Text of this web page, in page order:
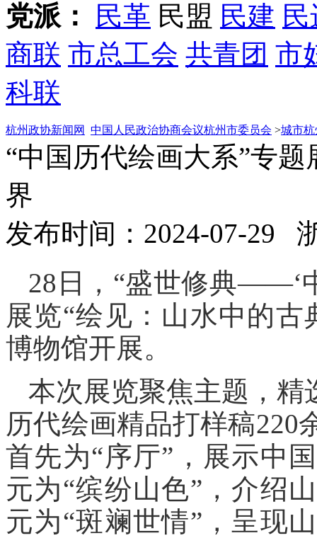
党派： 民革 民盟 民建
商联 市总工会 共青团 市
科联
杭州政协新闻网 中国人民政治协商会议杭州市委员会 >城市杭
“中国历代绘画大系”专
界
发布时间：2024-07-29
28日，“盛世修典——‘
展览“绘见：山水中的
博物馆开展。
本次展览聚焦主题，精
历代绘画精品打样稿220
首先为“序厅”，展示中
元为“缤纷山色”，介绍
元为“斑斓世情”，呈现